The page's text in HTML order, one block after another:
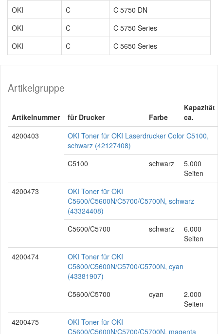
OKI
C
C 5750 DN
OKI
C
C 5750 Series
OKI
C C 5650 Series
Artikelgruppe
Artikelnummer für Drucker Farbe
Kapazität
ca.
4200403
OKI Toner für OKI Laserdrucker Color C5100,
schwarz (42127408)
C5100
schwarz
5.000
Seiten
4200473
OKI Toner für OKI
C5600/C5600N/C5700/C5700N, schwarz
(43324408)
C5600/C5700
schwarz
6.000
Seiten
4200474
OKI Toner für OKI
C5600/C5600N/C5700/C5700N, cyan
(43381907)
C5600/C5700
cyan
2.000
Seiten
4200475
OKI Toner für OKI
C5600/C5600N/C5700/C5700N, magenta